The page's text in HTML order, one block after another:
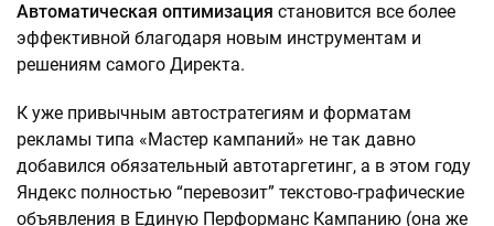
Автоматическая оптимизация становится все более
эффективной благодаря новым инструментам и
решениям самого Директа.
К уже привычным автостратегиям и форматам
рекламы типа «Мастер кампаний» не так давно
добавился обязательный автотаргетинг, а в этом году
Яндекс полностью “перевозит” текстово-графические
объявления в Единую Перформанс Кампанию (она же